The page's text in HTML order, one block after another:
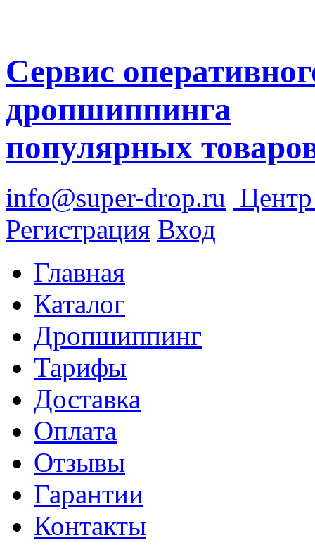
Сервис
дропшиппинга
популярных
info@super-drop.ru
Регистрация Вход
Главная
Каталог
Дропшиппинг
Тарифы
Доставка
Оплата
Отзывы
Гарантии
Контакты